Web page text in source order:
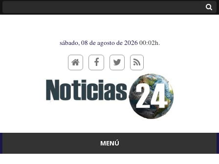
sábado, 08 de agosto de 202600:02h.
MENÚ